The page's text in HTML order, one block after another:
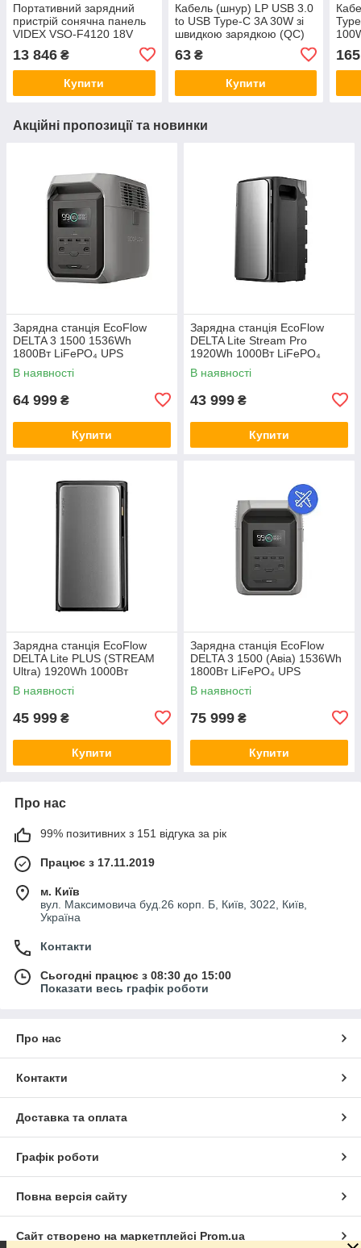
Портативний зарядний
пристрій сонячна панель
VIDEX VSO-F4120 18V
13 846 ₴
Купити
Кабель (шнур) LP USB 3.0
to USB Type-C 3A 30W зі
швидкою зарядкою (QC)
63₴
Купити
165
Акційні пропозиції та новинки
Зарядна станція EcoFlow
DELTA 3 1500 1536Wh
1800Вт LiFePO₄ UPS
(EFDELTA1500-EU)
В наявності
64 999 ₴
Купити
Зарядна станція EcoFlow
DELTA Lite Stream Pro
1920Wh 1000Вт LiFePO₄
В наявності
43 999 ₴
Купити
Зарядна станція EcoFlow
DELTA Lite PLUS (STREAM
Ultra) 1920Wh 1000Вт
LiFePO₄
(EFSTREAMULTRA800W-EU)
В наявності
45 999 ₴
Купити
Зарядна станція EcoFlow
DELTA 3 1500 (Авіа) 1536Wh
1800Вт LiFePO₄ UPS
В наявності
75 999 ₴
Купити
Про нас
99% позитивних з 151 відгука за рік
Працює з 17.11.2019
м. Київ
вул. Максимовича буд.26 корп. Б, Київ, 3022, Київ,
Україна
Контакти
Сьогодні працює з 08:30 до 15:00
Показати весь графік роботи
Про нас
Контакти
Доставка та оплата
Графік роботи
Повна версія сайту
Сайт створено на маркетплейсі Prom.ua